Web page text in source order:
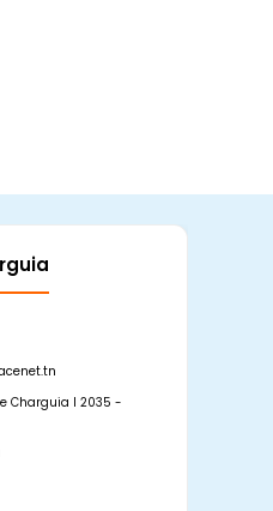
Charguia I 2035 -